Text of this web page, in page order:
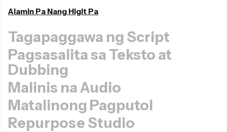
Alamin Pa Nang Higit Pa
Tagapaggawa ng Script
Pagsasalita sa Teksto at
Dubbing
Malinis na Audio
Matalinong Pagputol
Repurpose Studio